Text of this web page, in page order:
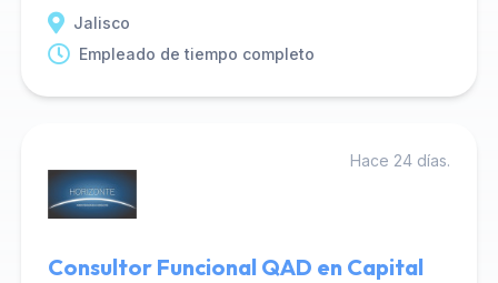
Jalisco
Empleado de tiempo completo
Hace 24 días.
Consultor Funcional QAD en Capital